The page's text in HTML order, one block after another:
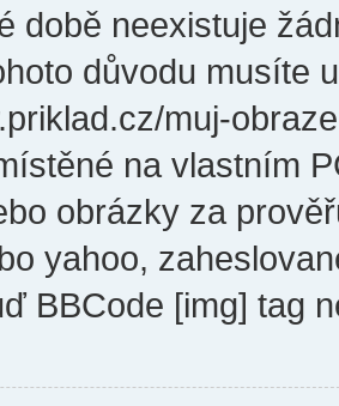
době neexistuje
důvodu musíte
muj-
na vlastním
obrázky za
yahoo,
BBCode [img] tag